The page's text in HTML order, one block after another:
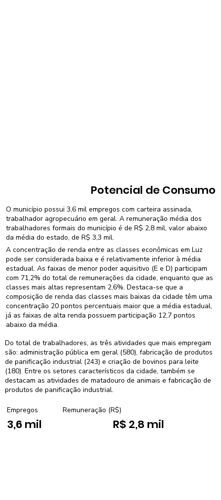
Potencial de Consumo
O município possui 3,6 mil empregos com carteira assinada,
trabalhador agropecuário em geral. A remuneração média dos
trabalhadores formais do município é de R$ 2,8 mil, valor abaixo
da média do estado, de R$ 3,3 mil.
A concentração de renda entre as classes econômicas em Luz
pode ser considerada baixa e é relativamente inferior à média
estadual. As faixas de menor poder aquisitivo (E e D) participam
com 71,2% do total de remunerações da cidade, enquanto que as
classes mais altas representam 2,6%. Destaca-se que a
composição de renda das classes mais baixas da cidade têm uma
concentração 20 pontos percentuais maior que a média estadual,
já as faixas de alta renda possuem participação 12,7 pontos
abaixo da média.
Do total de trabalhadores, as três atividades que mais empregam
são: administração pública em geral (580), fabricação de produtos
de panificação industrial (243) e criação de bovinos para leite
(180). Entre os setores característicos da cidade, também se
destacam as atividades de matadouro de animais e fabricação de
produtos de panificação industrial.
Empregos
3,6 mil
Remuneração (R$)
R$ 2,8 mil